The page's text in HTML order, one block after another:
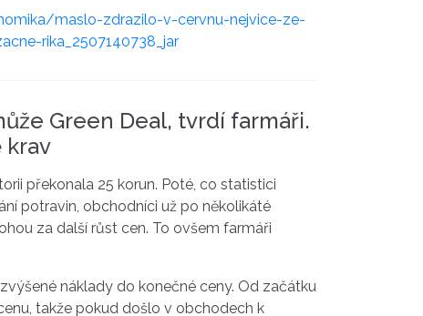
maslo-zdrazilo-v-cervnu-nejvice-ze-
rika_2507140738_jar
Green Deal, tvrdí farmáři.
krav
překonala 25 korun. Poté, co statistici
potravin, obchodníci už po několikáté
za další růst cen. To ovšem farmáři
náklady do konečné ceny. Od začátku
takže pokud došlo v obchodech k